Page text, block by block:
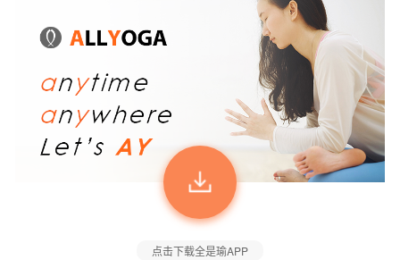
点击下载全是瑜APP